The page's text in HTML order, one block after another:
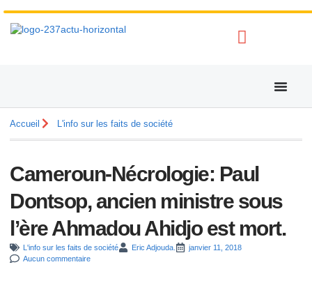
Accueil L'info sur les faits de société
Cameroun-Nécrologie: Paul
Dontsop, ancien ministre sous
l’ère Ahmadou Ahidjo est mort.
L'info sur les faits de société Eric Adjouda.
janvier 11, 2018
Aucun commentaire